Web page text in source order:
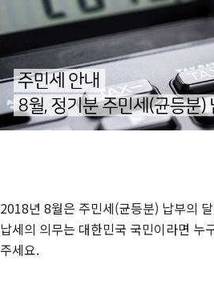
2018년 8월은 주민세(균등분) 납부의
납세의 의무는 대한민국 국민이라면 누
주세요.